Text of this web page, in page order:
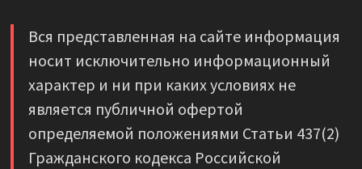
Вся представленная на сайте информация
носит исключительно информационный
характер и ни при каких условиях не
является публичной офертой
определяемой положениями Статьи 437(2)
Гражданского кодекса Российской